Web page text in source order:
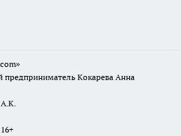
Кокарева Анна
А.К.